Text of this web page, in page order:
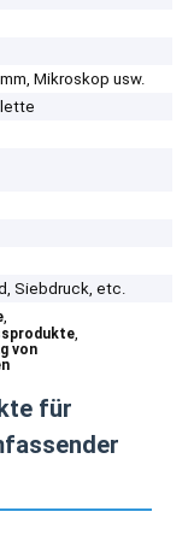
Mikroskop usw.
Siebdruck, etc.
,
,
von
für